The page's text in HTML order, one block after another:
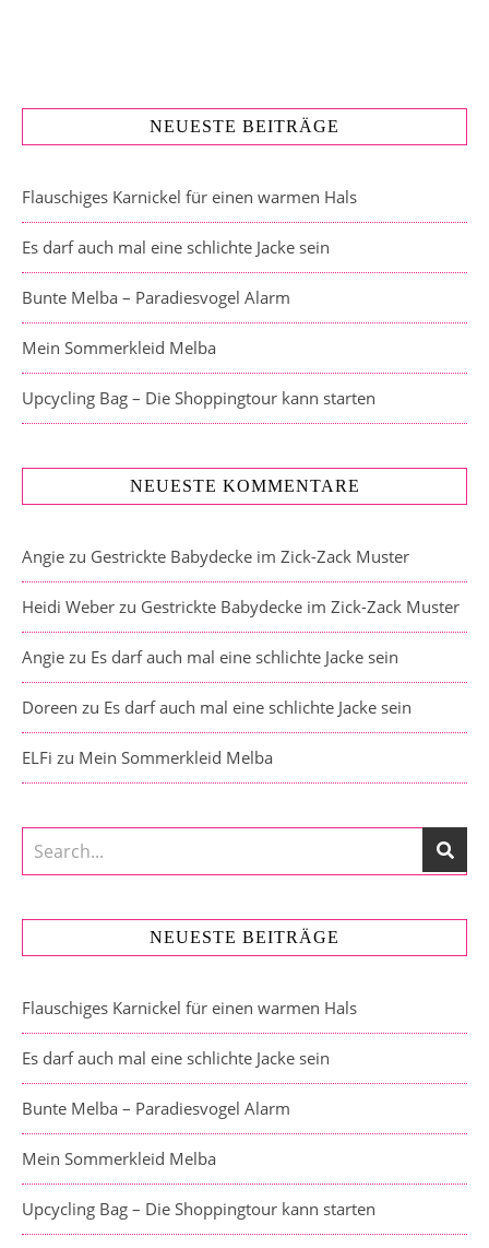
NEUESTE BEITRÄGE
Flauschiges Karnickel für einen warmen Hals
Es darf auch mal eine schlichte Jacke sein
Bunte Melba – Paradiesvogel Alarm
Mein Sommerkleid Melba
Upcycling Bag – Die Shoppingtour kann starten
NEUESTE KOMMENTARE
Angie zu Gestrickte Babydecke im Zick-Zack Muster
Heidi Weber zu Gestrickte Babydecke im Zick-Zack Muster
Angie zu Es darf auch mal eine schlichte Jacke sein
Doreen zu Es darf auch mal eine schlichte Jacke sein
ELFi zu Mein Sommerkleid Melba
NEUESTE BEITRÄGE
Flauschiges Karnickel für einen warmen Hals
Es darf auch mal eine schlichte Jacke sein
Bunte Melba – Paradiesvogel Alarm
Mein Sommerkleid Melba
Upcycling Bag – Die Shoppingtour kann starten